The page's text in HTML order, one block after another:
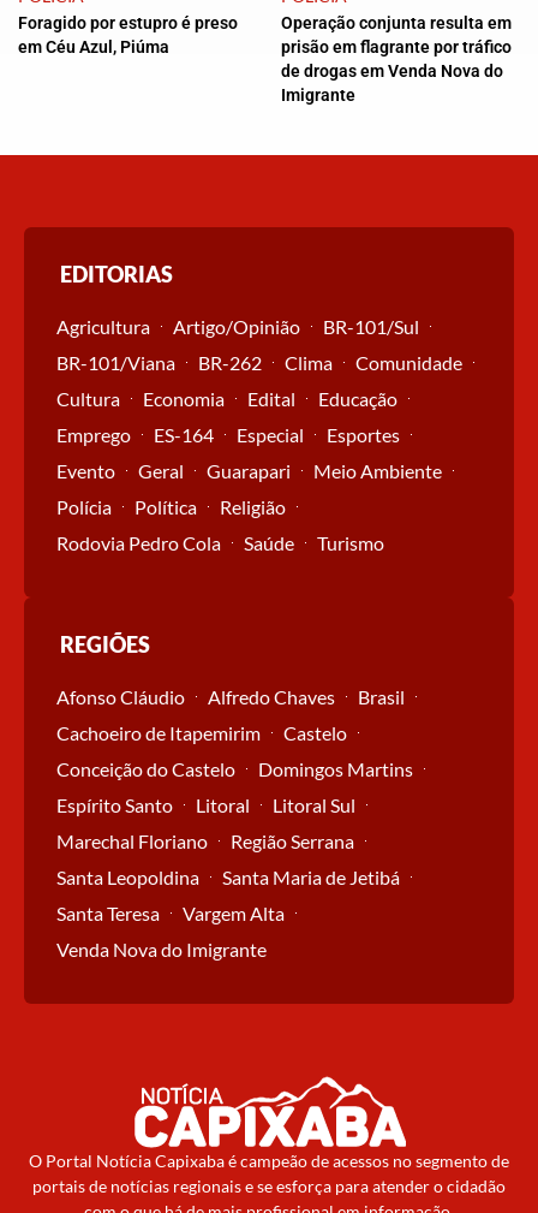
Foragido por estupro é preso
em Céu Azul, Piúma
Operação conjunta resulta em
prisão em flagrante por tráfico
de drogas em Venda Nova do
Imigrante
EDITORIAS
Agricultura Artigo/Opinião
BR-101/Sul
BR-101/Viana
BR-262 Clima
Comunidade
Cultura
Economia Edital
Educação
Emprego
ES-164 Especial
Esportes
Evento
Geral Guarapari
Meio Ambiente
Polícia
Política
Religião
Rodovia Pedro Cola
Saúde Turismo
REGIÕES
Afonso Cláudio Alfredo Chaves
Brasil
Cachoeiro de Itapemirim
Castelo
Conceição do Castelo
Domingos Martins
Espírito Santo
Litoral
Litoral Sul
Marechal Floriano
Região Serrana
Santa Leopoldina
Santa Maria de Jetibá
Santa Teresa
Vargem Alta
Venda Nova do Imigrante
O Portal Notícia Capixaba é campeão de acessos no segmento de
portais de notícias regionais e se esforça para atender o cidadão